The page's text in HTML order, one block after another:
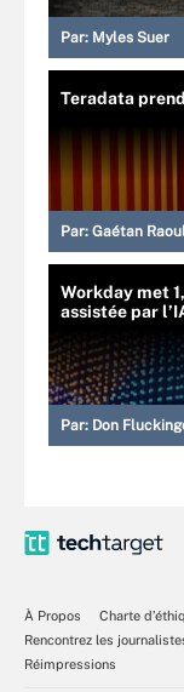
Par: Myles Suer
Teradata
Par: Gaétan Raoul
Workday met
assistée par
Par: Don
À Propos
Charte
Rencontrez les
Réimpressions